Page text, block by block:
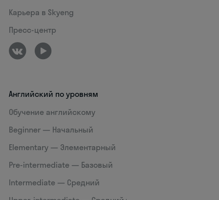
Карьера в Skyeng
Пресс-центр
Английский по уровням
Обучение английскому
Beginner — Начальный
Elementary — Элементарный
Pre-intermediate — Базовый
Intermediate — Средний